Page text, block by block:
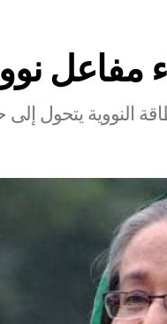
مفاعل
النووية يتحول إلى